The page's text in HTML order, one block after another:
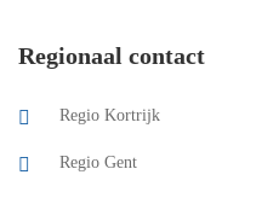
Regionaal contact
Regio Kortrijk
Regio Gent